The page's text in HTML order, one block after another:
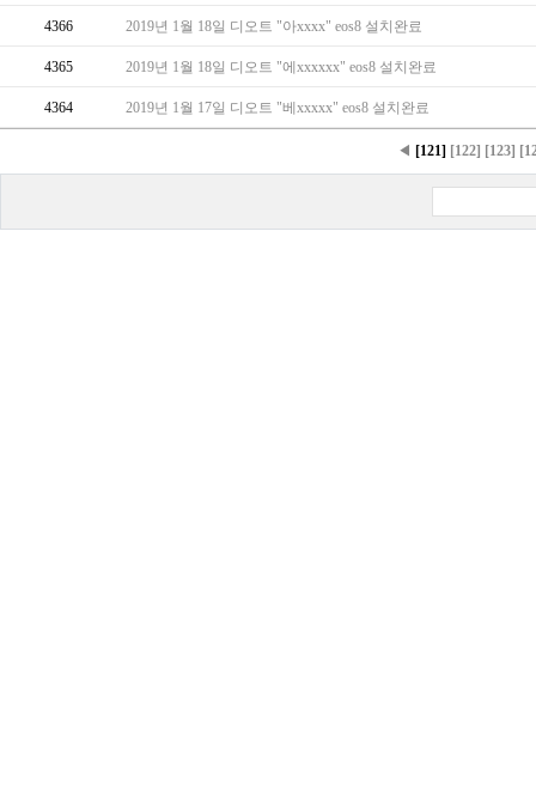
4366 2019년 1월 18일 디오트 "아xxxx" eos8 설치완료
4365 2019년 1월 18일 디오트 "에xxxxxx" eos8 설치완료
4364 2019년 1월 17일 디오트 "베xxxxx" eos8 설치완료
◀ [121] [122] [123]